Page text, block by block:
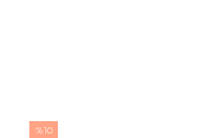
%10